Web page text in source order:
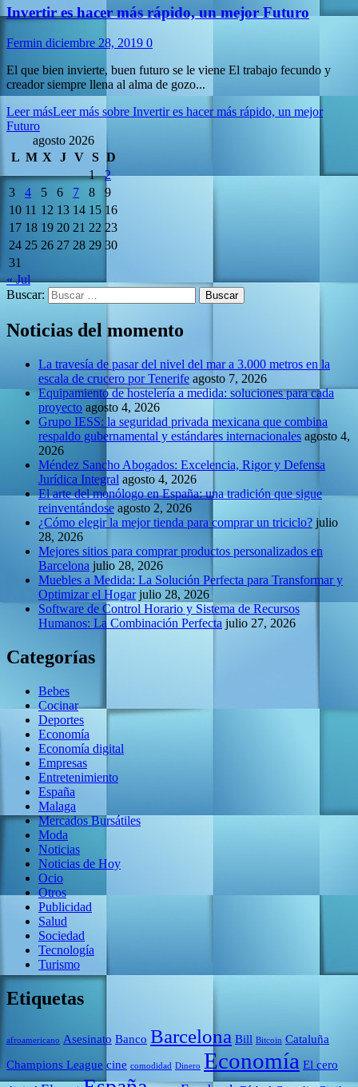
Invertir es hacer más rápido, un mejor Futuro
Fermin diciembre 28, 2019 0
El que bien invierte, buen futuro se le viene El trabajo fecundo y
creador siempre llena al alma de gozo...
Leer másLeer más sobre Invertir es hacer más rápido, un mejor
Futuro
agosto 2026
L M X J V S D
1
2
3
4 5 6 7 8
9
10 11 12 13 14 15 16
17 18 19 20 21 22 23
24 25 26 27 28 29 30
31
« Jul
Buscar:
Noticias del momento
La travesía de pasar del nivel del mar a 3.000 metros en la
escala de crucero por Tenerife agosto 7, 2026
Equipamiento de hostelería a medida: soluciones para cada
proyecto agosto 4, 2026
Grupo IESS: la seguridad privada mexicana que combina
respaldo gubernamental y estándares internacionales agosto 4,
2026
Méndez Sancho Abogados: Excelencia, Rigor y Defensa
Jurídica Integral agosto 4, 2026
El arte del monólogo en España: una tradición que sigue
reinventándose agosto 2, 2026
¿Cómo elegir la mejor tienda para comprar un triciclo? julio
28, 2026
Mejores sitios para comprar productos personalizados en
Barcelona julio 28, 2026
Muebles a Medida: La Solución Perfecta para Transformar y
Optimizar el Hogar julio 28, 2026
Software de Control Horario y Sistema de Recursos
Humanos: La Combinación Perfecta julio 27, 2026
Categorías
Bebes
Cocinar
Deportes
Economía
Economía digital
Empresas
Entretenimiento
España
Malaga
Mercados Bursátiles
Moda
Noticias
Noticias de Hoy
Ocio
Otros
Publicidad
Salud
Sociedad
Tecnología
Turismo
Etiquetas
afroamericano Asesinato Banco Barcelona Bill Bitcoin Cataluña
Champions League cine comodidad Dinero Economía El cero